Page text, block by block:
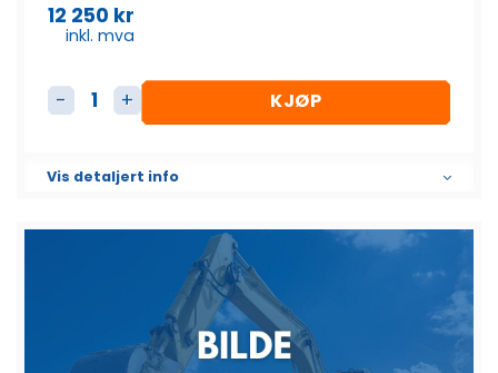
12 250 kr
inkl. mva
Beltestrammer komplett antall
KJØP
Vis detaljert info